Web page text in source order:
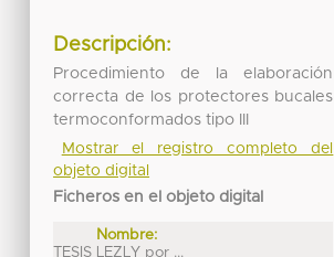
Descripción:
Procedimiento de la elaboración
correcta de los protectores bucales
termoconformados tipo III
Mostrar el registro completo del
objeto digital
Ficheros en el objeto digital
Nombre:
TESIS LEZLY por ...